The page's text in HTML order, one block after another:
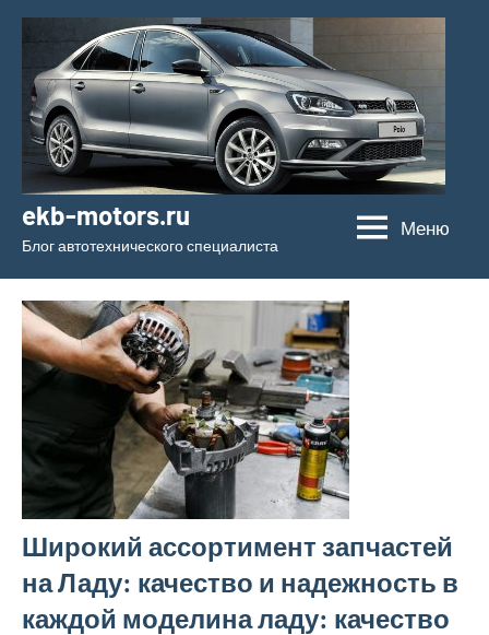
Перейти
содержимому
ekb-motors.ru
Блог автотехнического специалиста
Меню
Широкий ассортимент запчастей
на Ладу: качество и надежность в
каждой моделина ладу: качество